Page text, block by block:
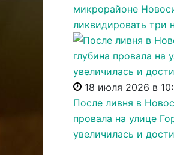
микрорайоне
ликвидировать три
18 июля 2026 в
После ливня в
провала на улице
увеличилась и